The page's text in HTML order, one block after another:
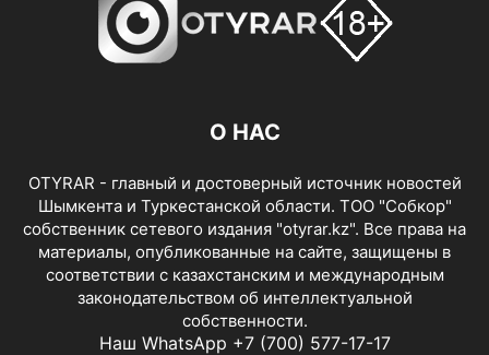
О НАС
OTYRAR - главный и достоверный источник новостей
Шымкента и Туркестанской области. ТОО "Собкор"
собственник сетевого издания "otyrar.kz". Все права на
материалы, опубликованные на сайте, защищены в
соответствии с казахстанским и международным
законодательством об интеллектуальной
собственности.
Наш WhatsApp +7 (700) 577-17-17